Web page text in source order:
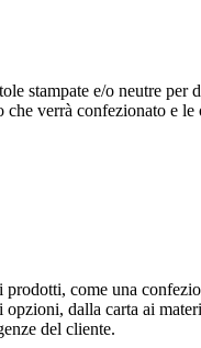
stampate e/o neutre
verrà confezionato e
come una
dalla carta ai
del cliente.